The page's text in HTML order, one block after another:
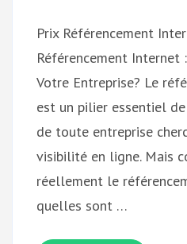
Prix Référencement
Référencement Internet
Votre Entreprise? Le
est un pilier essentiel
de toute entreprise
visibilité en ligne. Mais
réellement le
quelles sont …